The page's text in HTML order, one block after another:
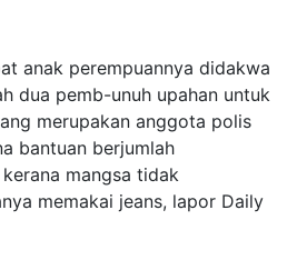
anak perempuannya didakwa
dua pemb-unuh upahan untuk
merupakan anggota polis
bantuan berjumlah
kerana mangsa tidak
memakai jeans, lapor Daily